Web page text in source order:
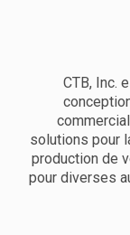
CTB, Inc.
solutions pour
production de
pour diverses